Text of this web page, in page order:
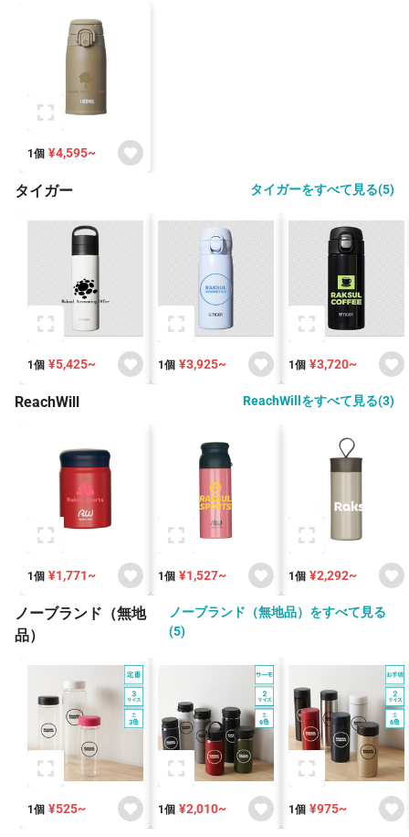
1個 ¥4,595~
タイガー タイガーをすべて見る(5)
1個 ¥5,425~ 1個 ¥3,925~ 1個 ¥3,720~
ReachWill ReachWillをすべて見る(3)
1個 ¥1,771~ 1個 ¥1,527~ 1個 ¥2,292~
ノーブランド（無地
品）
ノーブランド（無地品）をすべて見る
(5)
1個 ¥525~ 1個 ¥2,010~ 1個 ¥975~